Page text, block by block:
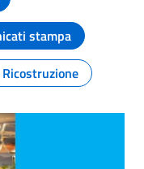
stampa